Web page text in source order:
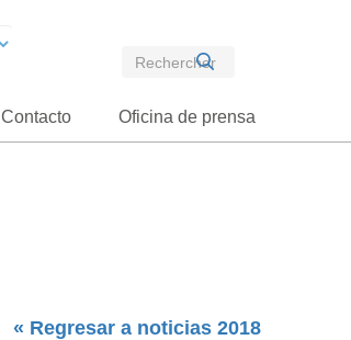
Contacto Oficina de prensa
« Regresar a noticias 2018